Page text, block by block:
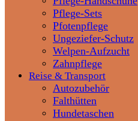
Pflege-Sets
Pfotenpflege
Ungeziefer-Schutz
Welpen-Aufzucht
Zahnpflege
Reise & Transport
Autozubehör
Falthütten
Hundetaschen